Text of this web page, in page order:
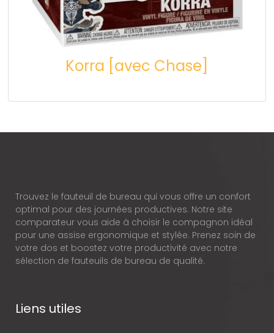
Korra [avec Chase]
Trouvez le fauteuil de bureau qui vous offre un confort
optimal pour des journées productives. Notre site
comparateur vous aide à choisir le compagnon idéal
pour une assise ergonomique et stylée. Prenez soin de
votre dos et boostez votre productivité avec notre
sélection de fauteuils de bureau de qualité.
Liens utiles